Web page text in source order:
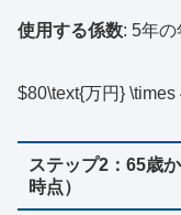
使用する係数: 5年の
$80\text{万円}
ステップ2：65歳
時点）